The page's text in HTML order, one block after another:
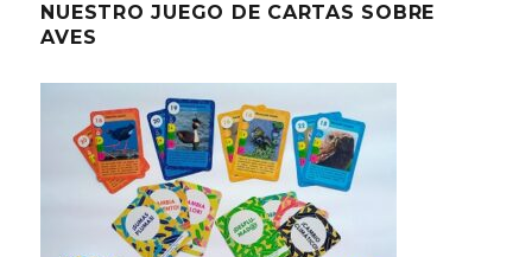
NUESTRO JUEGO DE CARTAS SOBRE
AVES